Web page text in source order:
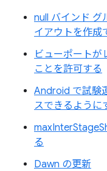
null バインド グ
イアウトを作成
ビューポートが
ことを許可する
Android で試験
スできるように
る
Dawn の更新